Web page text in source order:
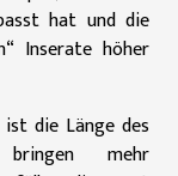
hat und die
Inserate höher
die Länge des
mehr